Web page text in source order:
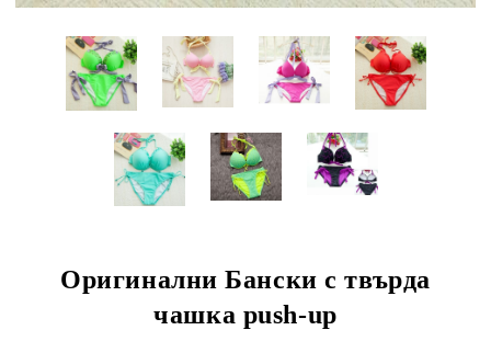
Оригинални Бански с твърда
чашка push-up